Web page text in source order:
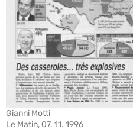
Gianni Motti
Le Matin, 07. 11. 1996